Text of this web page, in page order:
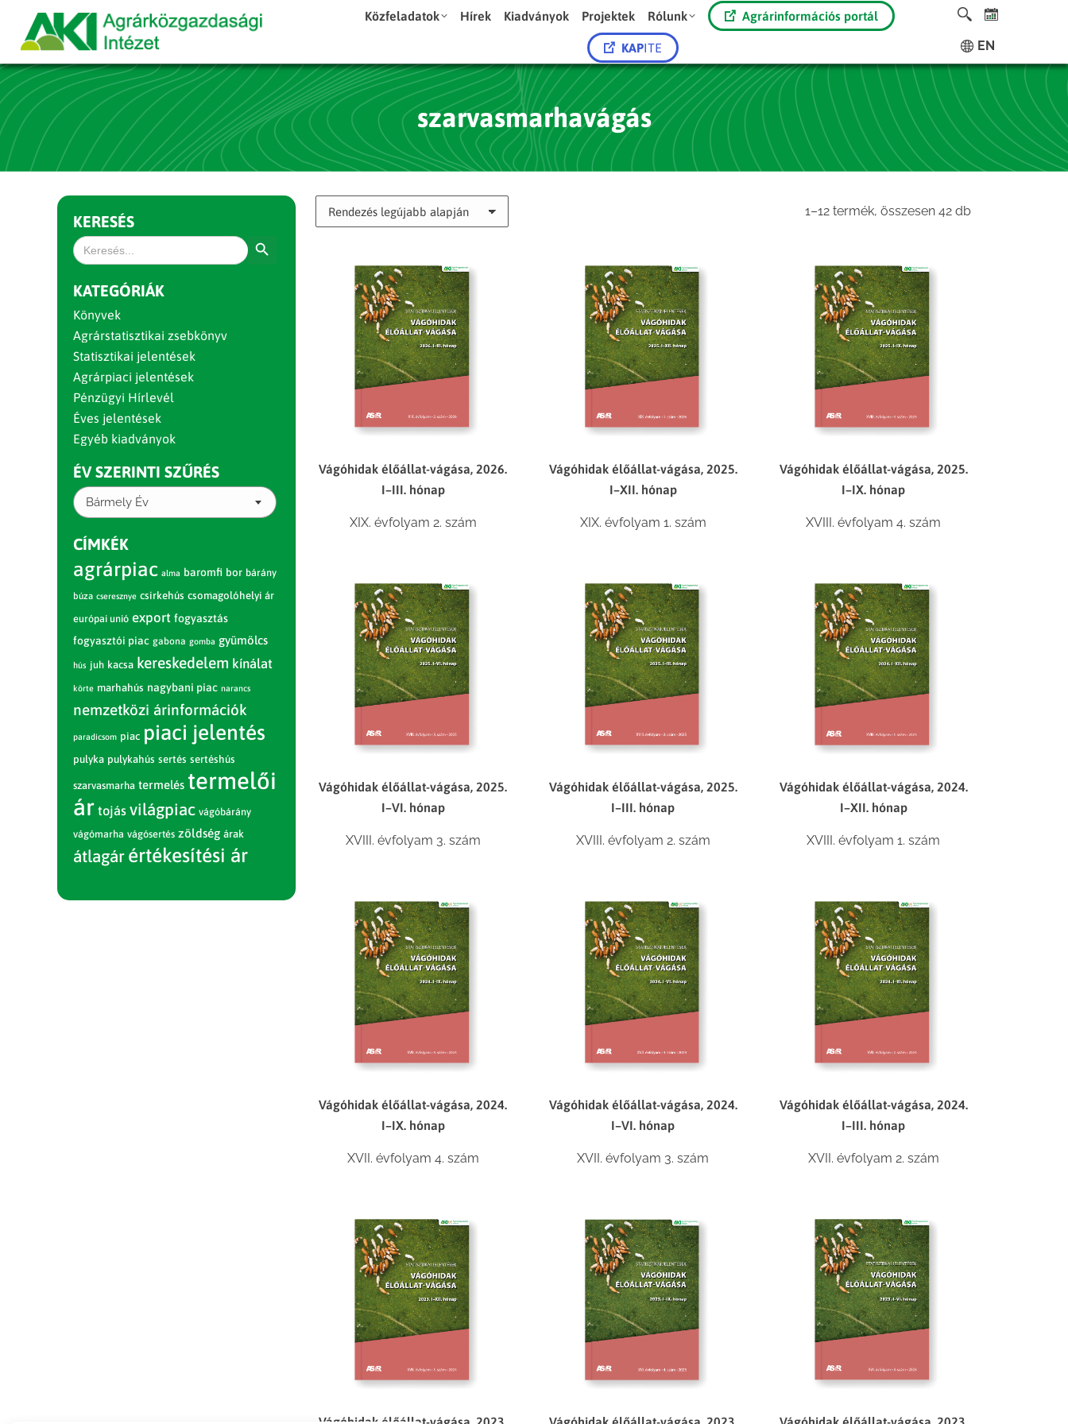
Közfeladatok Hírek Kiadványok Projektek Rólunk Agrárinformációs portál
KAPITE EN
szarvasmarhavágás
1–12 termék, összesen 42 dbSorted
Vágóhidak élőállat-vágása, 2026.
I–III. hónap
XIX. évfolyam 2. szám
Vágóhidak élőállat-vágása, 2025.
I–XII. hónap
XIX. évfolyam 1. szám
Vágóhidak élőállat-vágása, 2025.
I–IX. hónap
XVIII. évfolyam 4. szám
Vágóhidak élőállat-vágása, 2025.
I–VI. hónap
XVIII. évfolyam 3. szám
Vágóhidak élőállat-vágása, 2025.
I–III. hónap
XVIII. évfolyam 2. szám
Vágóhidak élőállat-vágása, 2024.
I–XII. hónap
XVIII. évfolyam 1. szám
Vágóhidak élőállat-vágása, 2024.
I–IX. hónap
XVII. évfolyam 4. szám
Vágóhidak élőállat-vágása, 2024.
I–VI. hónap
XVII. évfolyam 3. szám
Vágóhidak élőállat-vágása, 2024.
I–III. hónap
XVII. évfolyam 2. szám
KERESÉS
Search
for:
KATEGÓRIÁK
Könyvek
Agrárstatisztikai zsebkönyv
Statisztikai jelentések
Agrárpiaci jelentések
Pénzügyi Hírlevél
Éves jelentések
Egyéb kiadványok
ÉV SZERINTI SZŰRÉS
Bármely Év
CÍMKÉK
agrárpiac alma baromfi bor bárány
búza cseresznye csirkehús csomagolóhelyi ár
európai unió export fogyasztás
fogyasztói piac gabona gomba gyümölcs
hús juh kacsa kereskedelem kínálat
körte marhahús nagybani piac narancs
nemzetközi árinformációk
paradicsom piac piaci jelentés
pulyka pulykahús sertés sertéshús
szarvasmarha termelés termelői
ár tojás világpiac vágóbárány
vágómarha vágósertés zöldség árak
átlagár értékesítési ár